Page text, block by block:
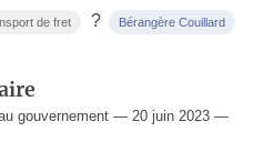
de fret ? Bérangère Couillard
gouvernement — 20 juin 2023 —